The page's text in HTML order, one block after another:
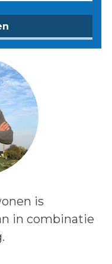
is
in combinatie